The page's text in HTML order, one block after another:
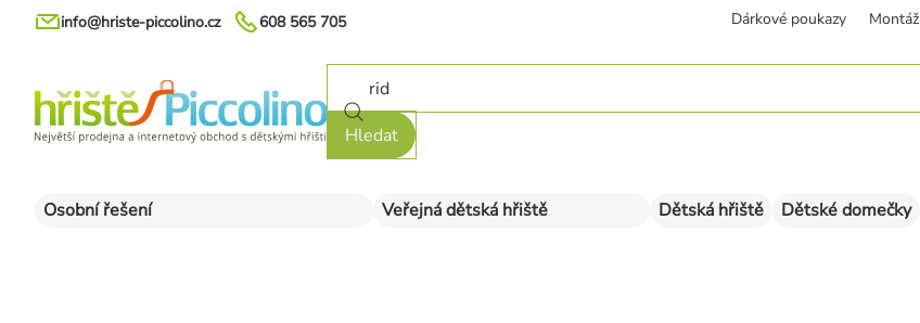
Přejít
608 565 705
info@hriste-piccolino.cz Dárkové poukazy Montáž
Hledat
Osobní řešení Veřejná dětská hřiště Dětská hřiště Dětské domečky